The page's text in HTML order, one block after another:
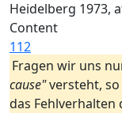
Heidelberg 1973,
Content
112
Fragen wir uns
cause"versteht, so
das Fehlverhalten